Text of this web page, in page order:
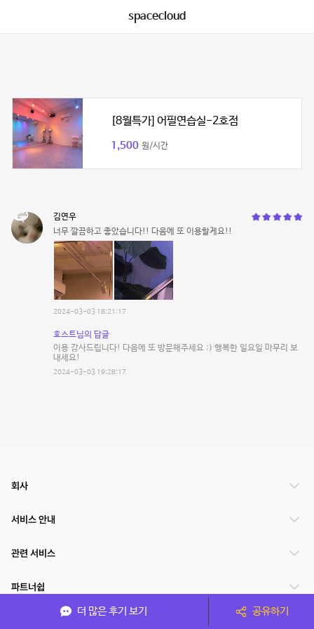
spacecloud
[8월특가] 어필연습실-2호점
1,500 원/시간
김연우
너무 깔끔하고 좋았습니다!! 다음에 또 이용할게요!!
2024-03-03 18:21:17
호스트님의 답글
이용 감사드립니다! 다음에 또 방문해주세요 :) 행복한 일요일 마무리 보
내세요!
2024-03-03 19:28:17
더 많은 후기 보기 공유하기
회사
서비스 안내
관련 서비스
파트너쉽
서비스 제공 국가